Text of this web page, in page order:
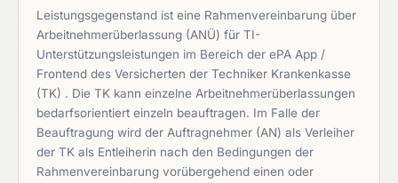
Leistungsgegenstand ist eine Rahmenvereinbarung über
Arbeitnehmerüberlassung (ANÜ) für TI-
Unterstützungsleistungen im Bereich der ePA App /
Frontend des Versicherten der Techniker Krankenkasse
(TK) . Die TK kann einzelne Arbeitnehmerüberlassungen
bedarfsorientiert einzeln beauftragen. Im Falle der
Beauftragung wird der Auftragnehmer (AN) als Verleiher
der TK als Entleiherin nach den Bedingungen der
Rahmenvereinbarung vorübergehend einen oder